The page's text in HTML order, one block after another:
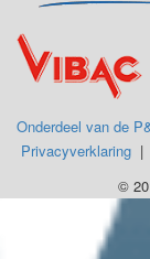
Onderdeel van de
Privacyverklaring |
©